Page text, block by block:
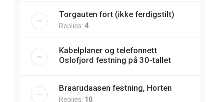
Torgauten fort (ikke ferdigstilt)
Replies: 4
Kabelplaner og telefonnett
Oslofjord festning på 30-tallet
Braarudaasen festning, Horten
Replies: 10